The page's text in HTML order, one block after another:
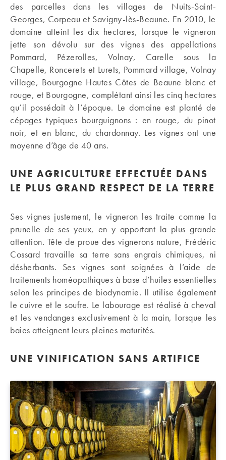
des parcelles dans les villages de Nuits-Saint-
Georges, Corpeau et Savigny-lès-Beaune. En 2010, le
domaine atteint les dix hectares, lorsque le vigneron
jette son dévolu sur des vignes des appellations
Pommard, Pézerolles, Volnay, Carelle sous la
Chapelle, Roncerets et Lurets, Pommard village, Volnay
village, Bourgogne Hautes Côtes de Beaune blanc et
rouge, et Bourgogne, complétant ainsi les cinq hectares
qu’il possédait à l’époque. Le domaine est planté de
cépages typiques bourguignons : en rouge, du pinot
noir, et en blanc, du chardonnay. Les vignes ont une
moyenne d’âge de 40 ans.
UNE AGRICULTURE EFFECTUÉE DANS
LE PLUS GRAND RESPECT DE LA TERRE
Ses vignes justement, le vigneron les traite comme la
prunelle de ses yeux, en y apportant la plus grande
attention. Tête de proue des vignerons nature, Frédéric
Cossard travaille sa terre sans engrais chimiques, ni
désherbants. Ses vignes sont soignées à l’aide de
traitements homéopathiques à base d’huiles essentielles
selon les principes de biodynamie. Il utilise également
le cuivre et le soufre. Le labourage est réalisé à cheval
et les vendanges exclusivement à la main, lorsque les
baies atteignent leurs pleines maturités.
UNE VINIFICATION SANS ARTIFICE